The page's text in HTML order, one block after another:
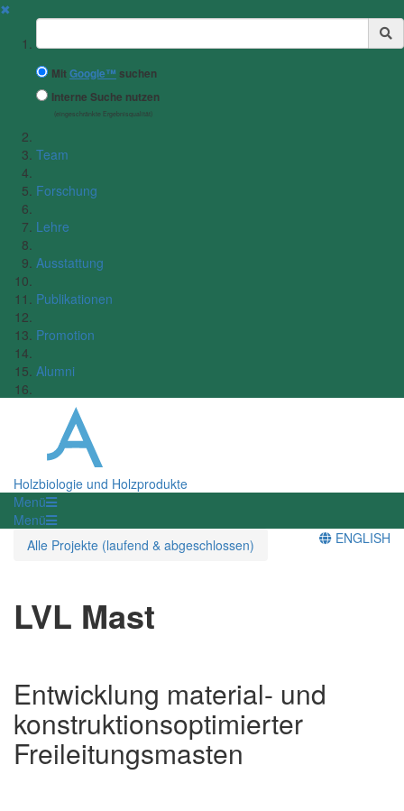
✖
Suchbegriff
MitGoogle™ suchen
Interne Suche nutzen
(eingeschränkte Ergebnisqualität)
Team
Forschung
Lehre
Ausstattung
Publikationen
Promotion
Alumni
Holzbiologie und Holzprodukte
Menü
Menü
Alle Projekte (laufend & abgeschlossen)
ENGLISH
LVL Mast
Entwicklung material- und
konstruktionsoptimierter
Freileitungsmasten